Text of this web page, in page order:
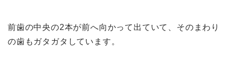
前歯の中央の2本が前へ向かって出ていて、そのまわり
の歯もガタガタしています。